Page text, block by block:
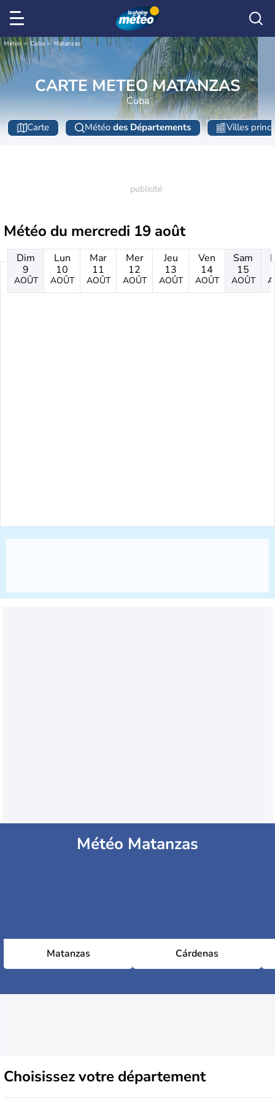
Météo Cuba Matanzas
CARTE METEO MATANZAS
Cuba
Carte Météo des Départements Villes
Météo du mercredi 19 août
Dim
9
AOÛT
Lun
10
AOÛT
Mar
11
AOÛT
Mer
12
AOÛT
Jeu
13
AOÛT
Ven
14
AOÛT
Sam
15
AOÛT
Météo Matanzas
Matanzas Cárdenas
Choisissezvotre département